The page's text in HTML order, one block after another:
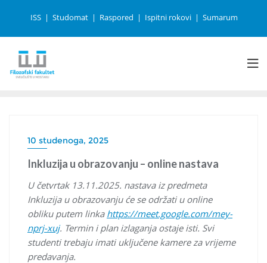
ISS Studomat Raspored Ispitni rokovi Sumarum
10 studenoga, 2025
Inkluzija u obrazovanju – online nastava
U četvrtak 13.11.2025. nastava iz predmeta
Inkluzija u obrazovanju će se održati u online
obliku putem linka https://meet.google.com/mey-
nprj-xuj. Termin i plan izlaganja ostaje isti. Svi
studenti trebaju imati uključene kamere za vrijeme
predavanja.